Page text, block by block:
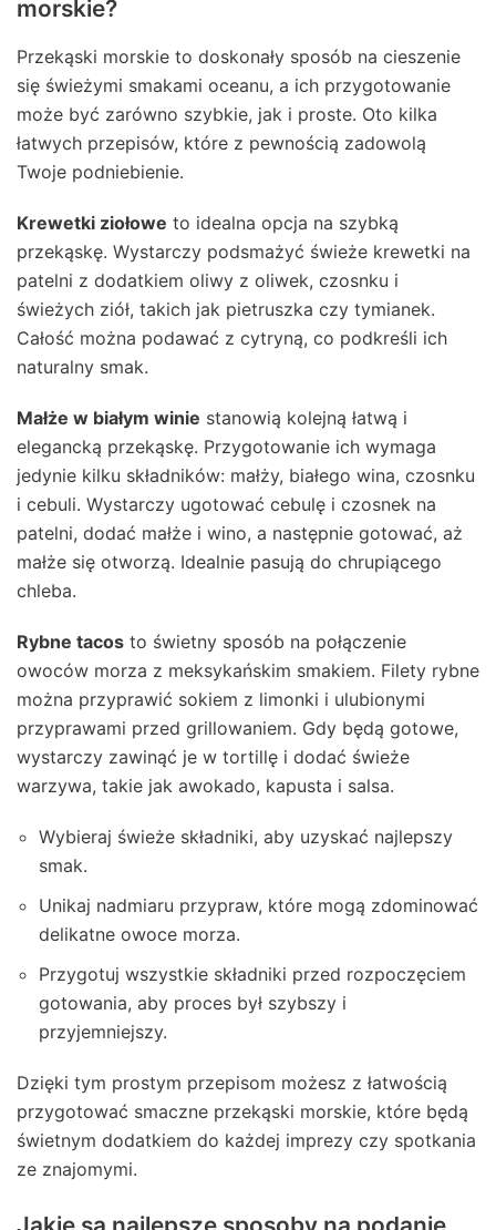
morskie?
Przekąski morskie to doskonały sposób na cieszenie
się świeżymi smakami oceanu, a ich przygotowanie
może być zarówno szybkie, jak i proste. Oto kilka
łatwych przepisów, które z pewnością zadowolą
Twoje podniebienie.
Krewetki ziołowe to idealna opcja na szybką
przekąskę. Wystarczy podsmażyć świeże krewetki na
patelni z dodatkiem oliwy z oliwek, czosnku i
świeżych ziół, takich jak pietruszka czy tymianek.
Całość można podawać z cytryną, co podkreśli ich
naturalny smak.
Małże w białym winie stanowią kolejną łatwą i
elegancką przekąskę. Przygotowanie ich wymaga
jedynie kilku składników: małży, białego wina, czosnku
i cebuli. Wystarczy ugotować cebulę i czosnek na
patelni, dodać małże i wino, a następnie gotować, aż
małże się otworzą. Idealnie pasują do chrupiącego
chleba.
Rybne tacos to świetny sposób na połączenie
owoców morza z meksykańskim smakiem. Filety rybne
można przyprawić sokiem z limonki i ulubionymi
przyprawami przed grillowaniem. Gdy będą gotowe,
wystarczy zawinąć je w tortillę i dodać świeże
warzywa, takie jak awokado, kapusta i salsa.
Wybieraj świeże składniki, aby uzyskać najlepszy
smak.
Unikaj nadmiaru przypraw, które mogą zdominować
delikatne owoce morza.
Przygotuj wszystkie składniki przed rozpoczęciem
gotowania, aby proces był szybszy i
przyjemniejszy.
Dzięki tym prostym przepisom możesz z łatwością
przygotować smaczne przekąski morskie, które będą
świetnym dodatkiem do każdej imprezy czy spotkania
ze znajomymi.